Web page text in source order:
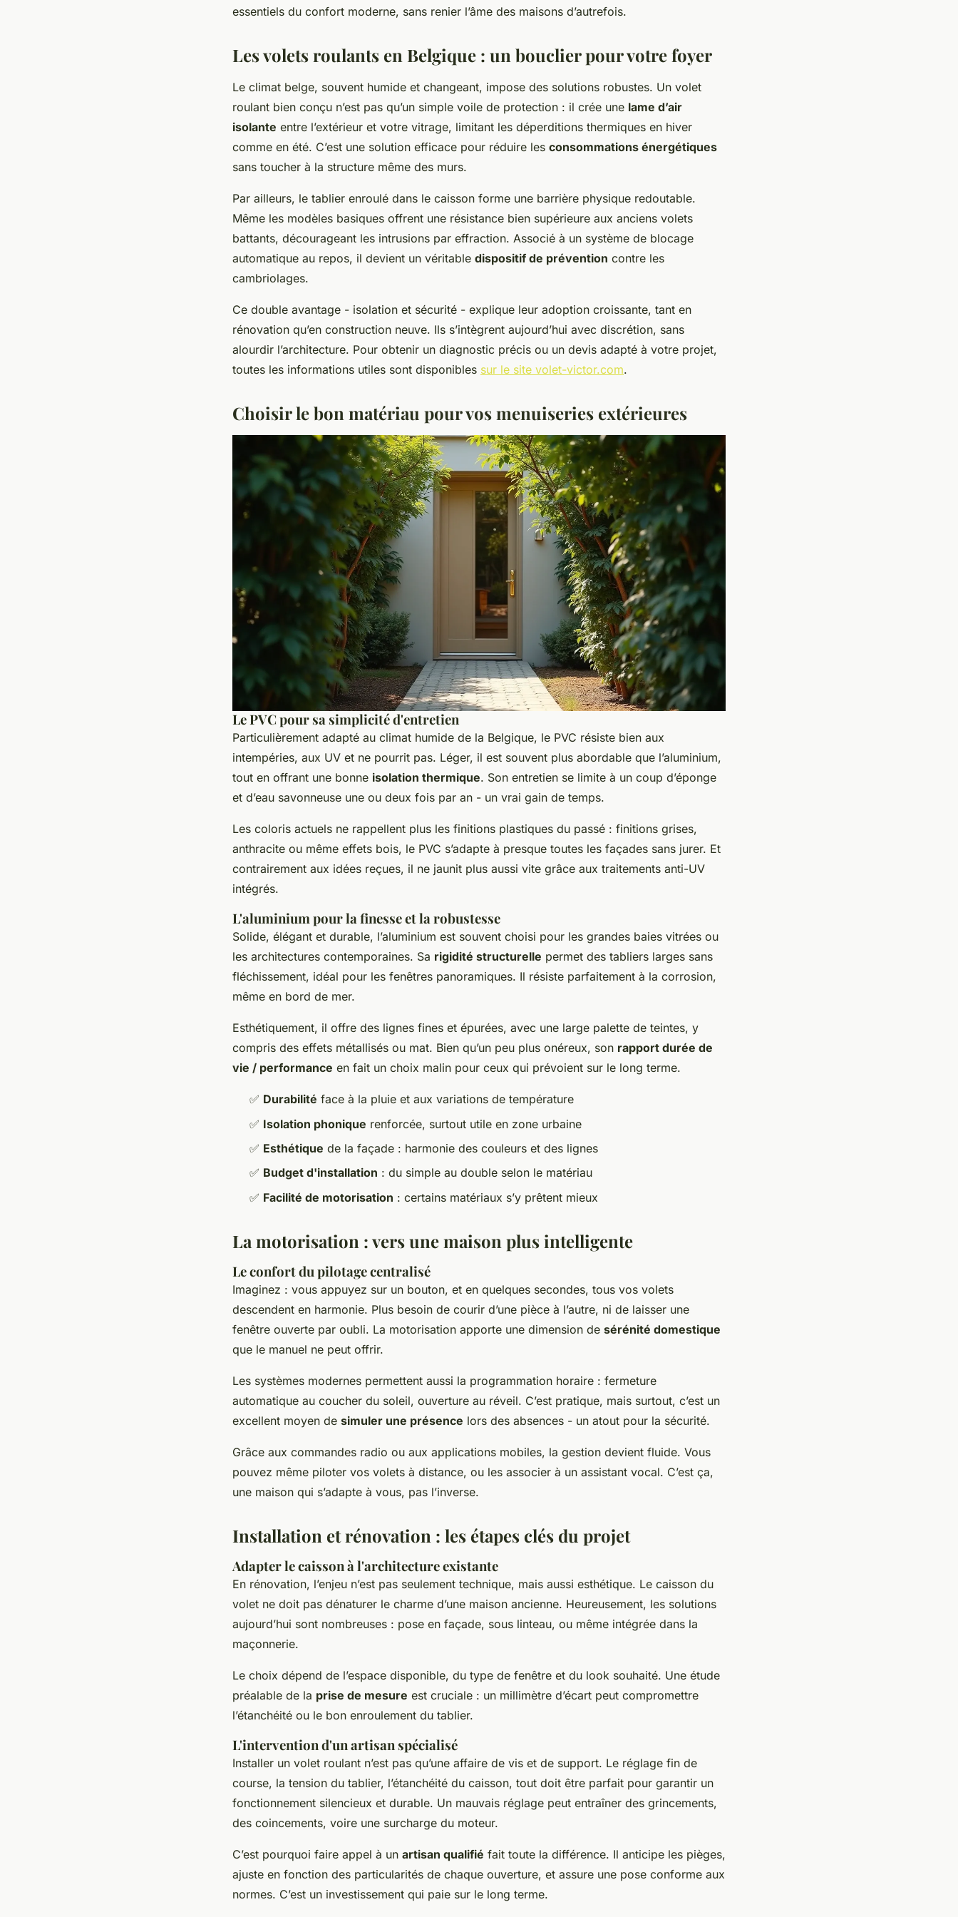
9 min de lectureessentiels du confort moderne, sans renier l’âme des maisons d’autrefois.
Les volets roulants en Belgique : un bouclier pour votre foyer
Le climat belge, souvent humide et changeant, impose des solutions robustes. Un volet
roulant bien conçu n’est pas qu’un simple voile de protection : il crée une lame d’air
isolante entre l’extérieur et votre vitrage, limitant les déperditions thermiques en hiver
comme en été. C’est une solution efficace pour réduire les consommations énergétiques
sans toucher à la structure même des murs.
Par ailleurs, le tablier enroulé dans le caisson forme une barrière physique redoutable.
Même les modèles basiques offrent une résistance bien supérieure aux anciens volets
battants, décourageant les intrusions par effraction. Associé à un système de blocage
automatique au repos, il devient un véritable dispositif de prévention contre les
cambriolages.
Ce double avantage - isolation et sécurité - explique leur adoption croissante, tant en
rénovation qu’en construction neuve. Ils s’intègrent aujourd’hui avec discrétion, sans
alourdir l’architecture. Pour obtenir un diagnostic précis ou un devis adapté à votre projet,
toutes les informations utiles sont disponibles sur le site volet-victor.com.
Choisir le bon matériau pour vos menuiseries extérieures
Le PVC pour sa simplicité d'entretien
Particulièrement adapté au climat humide de la Belgique, le PVC résiste bien aux
intempéries, aux UV et ne pourrit pas. Léger, il est souvent plus abordable que l’aluminium,
tout en offrant une bonne isolation thermique. Son entretien se limite à un coup d’éponge
et d’eau savonneuse une ou deux fois par an - un vrai gain de temps.
Les coloris actuels ne rappellent plus les finitions plastiques du passé : finitions grises,
anthracite ou même effets bois, le PVC s’adapte à presque toutes les façades sans jurer. Et
contrairement aux idées reçues, il ne jaunit plus aussi vite grâce aux traitements anti-UV
intégrés.
L'aluminium pour la finesse et la robustesse
Solide, élégant et durable, l’aluminium est souvent choisi pour les grandes baies vitrées ou
les architectures contemporaines. Sa rigidité structurelle permet des tabliers larges sans
fléchissement, idéal pour les fenêtres panoramiques. Il résiste parfaitement à la corrosion,
même en bord de mer.
Esthétiquement, il offre des lignes fines et épurées, avec une large palette de teintes, y
compris des effets métallisés ou mat. Bien qu’un peu plus onéreux, son rapport durée de
vie / performance en fait un choix malin pour ceux qui prévoient sur le long terme.
✅ Durabilité face à la pluie et aux variations de température
✅ Isolation phonique renforcée, surtout utile en zone urbaine
✅ Esthétique de la façade : harmonie des couleurs et des lignes
✅ Budget d'installation : du simple au double selon le matériau
✅ Facilité de motorisation : certains matériaux s’y prêtent mieux
La motorisation : vers une maison plus intelligente
Le confort du pilotage centralisé
Imaginez : vous appuyez sur un bouton, et en quelques secondes, tous vos volets
descendent en harmonie. Plus besoin de courir d’une pièce à l’autre, ni de laisser une
fenêtre ouverte par oubli. La motorisation apporte une dimension de sérénité domestique
que le manuel ne peut offrir.
Les systèmes modernes permettent aussi la programmation horaire : fermeture
automatique au coucher du soleil, ouverture au réveil. C’est pratique, mais surtout, c’est un
excellent moyen de simuler une présence lors des absences - un atout pour la sécurité.
Grâce aux commandes radio ou aux applications mobiles, la gestion devient fluide. Vous
pouvez même piloter vos volets à distance, ou les associer à un assistant vocal. C’est ça,
une maison qui s’adapte à vous, pas l’inverse.
Installation et rénovation : les étapes clés du projet
Adapter le caisson à l'architecture existante
En rénovation, l’enjeu n’est pas seulement technique, mais aussi esthétique. Le caisson du
volet ne doit pas dénaturer le charme d’une maison ancienne. Heureusement, les solutions
aujourd’hui sont nombreuses : pose en façade, sous linteau, ou même intégrée dans la
maçonnerie.
Le choix dépend de l’espace disponible, du type de fenêtre et du look souhaité. Une étude
préalable de la prise de mesure est cruciale : un millimètre d’écart peut compromettre
l’étanchéité ou le bon enroulement du tablier.
L'intervention d'un artisan spécialisé
Installer un volet roulant n’est pas qu’une affaire de vis et de support. Le réglage fin de
course, la tension du tablier, l’étanchéité du caisson, tout doit être parfait pour garantir un
fonctionnement silencieux et durable. Un mauvais réglage peut entraîner des grincements,
des coincements, voire une surcharge du moteur.
C’est pourquoi faire appel à un artisan qualifié fait toute la différence. Il anticipe les pièges,
ajuste en fonction des particularités de chaque ouverture, et assure une pose conforme aux
normes. C’est un investissement qui paie sur le long terme.